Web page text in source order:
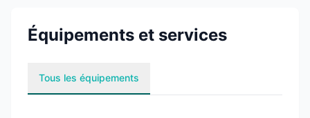
Équipements et services
Tous les équipements